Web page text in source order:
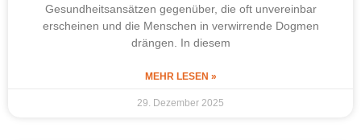
Gesundheitsansätzen gegenüber, die oft unvereinbar
erscheinen und die Menschen in verwirrende Dogmen
drängen. In diesem
MEHR LESEN »
29. Dezember 2025